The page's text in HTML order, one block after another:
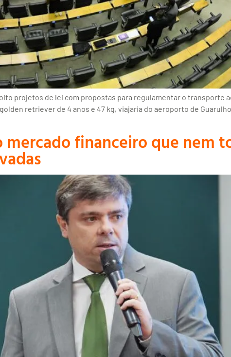
projetos de lei com propostas para regulamentar o transporte
retriever de 4 anos e 47 kg, viajaria do aeroporto de
financeiro que nem